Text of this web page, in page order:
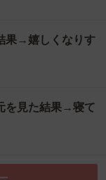
果→嬉しくなりす
を見た結果→寝て